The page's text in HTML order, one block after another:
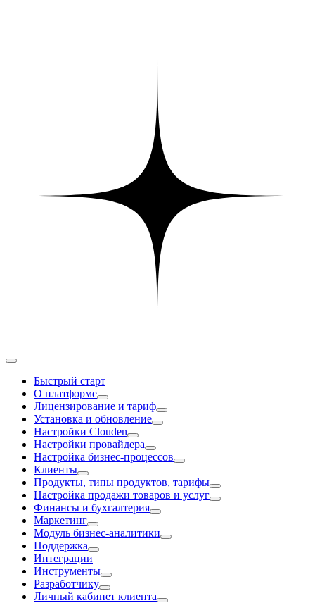
Быстрый старт
О платформе
Лицензирование и тариф
Установка и обновление
Настройки Clouden
Настройки провайдера
Настройка бизнес-процессов
Клиенты
Продукты, типы продуктов, тарифы
Настройка продажи товаров и услуг
Финансы и бухгалтерия
Маркетинг
Модуль бизнес-аналитики
Поддержка
Интеграции
Инструменты
Разработчику
Личный кабинет клиента